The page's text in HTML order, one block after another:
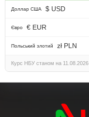
Доллар США $ USD
Євро € EUR
Польський злотий zł PLN
Курс НБУ станом на 11.08.2026